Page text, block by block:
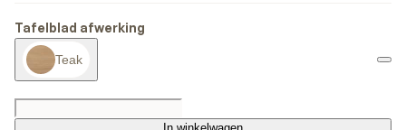
Tafelblad afwerking
Teak